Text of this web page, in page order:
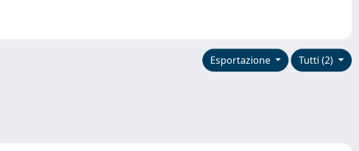
Tutti (2)
Esportazione